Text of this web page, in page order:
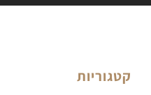
קטגוריות